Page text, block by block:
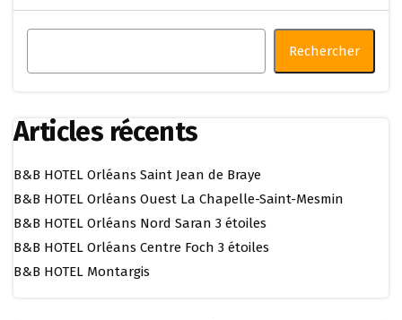
Rechercher
Articles récents
B&B HOTEL Orléans Saint Jean de Braye
B&B HOTEL Orléans Ouest La Chapelle-Saint-Mesmin
B&B HOTEL Orléans Nord Saran 3 étoiles
B&B HOTEL Orléans Centre Foch 3 étoiles
B&B HOTEL Montargis